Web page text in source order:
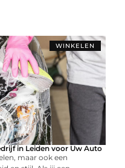
WINKELEN
in Leiden voor Uw Auto
maar ook een